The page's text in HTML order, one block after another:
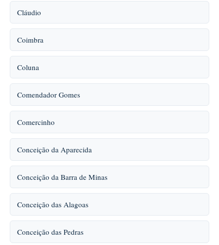
Cláudio
Coimbra
Coluna
Comendador Gomes
Comercinho
Conceição da Aparecida
Conceição da Barra de Minas
Conceição das Alagoas
Conceição das Pedras